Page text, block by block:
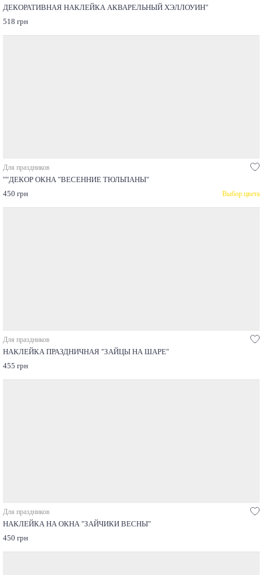
ДЕКОРАТИВНАЯ НАКЛЕЙКА АКВАРЕЛЬНЫЙ ХЭЛЛОУИН"
518 грн
Для праздников
""ДЕКОР ОКНА "ВЕСЕННИЕ ТЮЛЬПАНЫ"
450 грн
Выбор цвета
Для праздников
НАКЛЕЙКА ПРАЗДНИЧНАЯ "ЗАЙЦЫ НА ШАРЕ"
455 грн
Для праздников
НАКЛЕЙКА НА ОКНА "ЗАЙЧИКИ ВЕСНЫ"
450 грн